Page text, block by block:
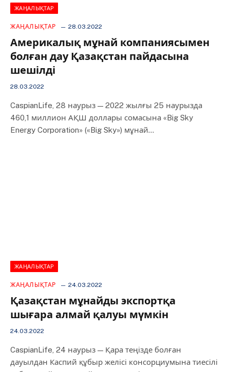
ЖАҢАЛЫҚТАР
ЖАҢАЛЫҚТАР 28.03.2022
Америкалық мұнай компаниясымен
болған дау Қазақстан пайдасына
шешілді
28.03.2022
CaspianLife, 28 наурыз — 2022 жылғы 25 наурызда
460,1 миллион АҚШ доллары сомасына «Big Sky
Energy Corporation» («Big Sky») мұнай…
ЖАҢАЛЫҚТАР
ЖАҢАЛЫҚТАР 24.03.2022
Қазақстан мұнайды экспортқа
шығара алмай қалуы мүмкін
24.03.2022
CaspianLife, 24 наурыз — Қара теңізде болған
дауылдан Каспий құбыр желісі консорциумына тиесілі